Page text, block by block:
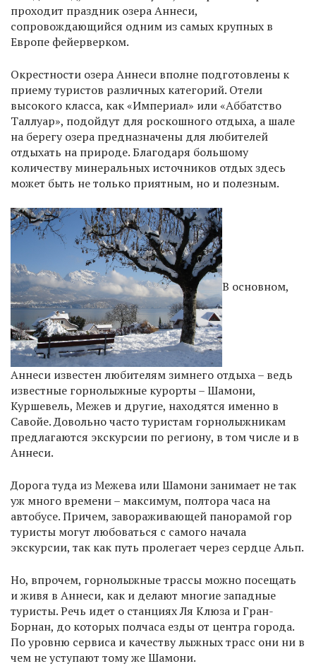
проходит праздник озера Аннеси,
сопровождающийся одним из самых крупных в
Европе фейерверком.
Окрестности озера Аннеси вполне подготовлены к
приему туристов различных категорий. Отели
высокого класса, как «Империал» или «Аббатство
Таллуар», подойдут для роскошного отдыха, а шале
на берегу озера предназначены для любителей
отдыхать на природе. Благодаря большому
количеству минеральных источников отдых здесь
может быть не только приятным, но и полезным.
В основном,
Аннеси известен любителям зимнего отдыха – ведь
известные горнолыжные курорты – Шамони,
Куршевель, Межев и другие, находятся именно в
Савойе. Довольно часто туристам горнолыжникам
предлагаются экскурсии по региону, в том числе и в
Аннеси.
Дорога туда из Межева или Шамони занимает не так
уж много времени – максимум, полтора часа на
автобусе. Причем, завораживающей панорамой гор
туристы могут любоваться с самого начала
экскурсии, так как путь пролегает через сердце Альп.
Но, впрочем, горнолыжные трассы можно посещать
и живя в Аннеси, как и делают многие западные
туристы. Речь идет о станциях Ля Клюза и Гран-
Борнан, до которых полчаса езды от центра города.
По уровню сервиса и качеству лыжных трасс они ни в
чем не уступают тому же Шамони.